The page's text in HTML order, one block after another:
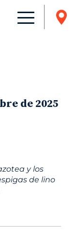
de 2025
y los
de lino